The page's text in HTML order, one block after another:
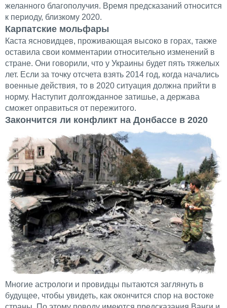
желанного благополучия. Время предсказаний относится
к периоду, близкому 2020.
Карпатские мольфары
Каста ясновидцев, проживающая высоко в горах, также
оставила свои комментарии относительно изменений в
стране. Они говорили, что у Украины будет пять тяжелых
лет. Если за точку отсчета взять 2014 год, когда начались
военные действия, то в 2020 ситуация должна прийти в
норму. Наступит долгожданное затишье, а держава
сможет оправиться от пережитого.
Закончится ли конфликт на Донбассе в 2020
Многие астрологи и провидцы пытаются заглянуть в
будущее, чтобы увидеть, как окончится спор на востоке